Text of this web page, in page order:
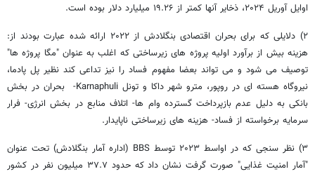
اوایل آوریل ۲۰۲۴، ذخایر آنها کمتر از ۱۹.۲۶ میلیارد دلار بوده است.
۲) دلایلی که برای بحران اقتصادی بنگلادش از ۲۰۲۲ ارائه شده عبارت بودند از:
هزینه بیش از برآورد اولیه پروژه های زیرساختی که اغلب به عنوان "مگا پروژه ها"
توصیف می شود و می تواند بعضا مفهوم فساد را نیز تداعی کند نظیر پل پادما،
نیروگاه هسته ای در روپور، مترو شهر داکا و تونل Karnaphuli- بحران در بخش
بانکی به دلیل عدم بازپرداخت گسترده وام ها- اتلاف منابع در بخش انرژی- فرار
سرمایه برخواسته از فساد- هزینه های زیرساختی ناپایدار.
۳) نظر سنجی که در اواسط ۲۰۲۳ توسط BBS (اداره آمار بنگلادش) تحت عنوان
"آمار امنیت غذایی" صورت گرفت نشان داد که حدود ۳۷.۷ میلیون نفر در کشور